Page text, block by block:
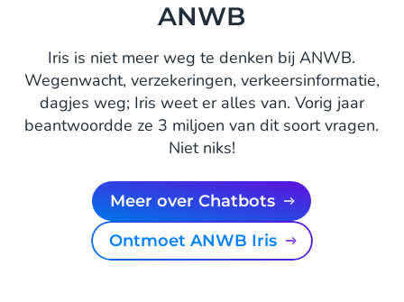
ANWB
Iris is niet meer weg te denken bij ANWB.
Wegenwacht, verzekeringen, verkeersinformatie,
dagjes weg; Iris weet er alles van. Vorig jaar
beantwoordde ze 3 miljoen van dit soort vragen.
Niet niks!
Meer over Chatbots
Ontmoet ANWB Iris